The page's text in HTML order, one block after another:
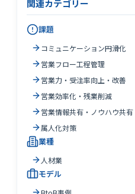
関連カテゴリー
課題
コミュニケーション円滑化
営業フロー工程管理
営業力・受注率向上・改善
営業効率化・残業削減
営業情報共有・ノウハウ共有
属人化対策
業種
人材業
モデル